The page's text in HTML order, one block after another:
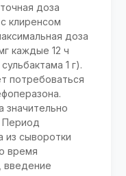
доза
клиренсом
доза
каждые 12 ч
1 г).
потребоваться
значительно
Период
из сыворотки
время
введение